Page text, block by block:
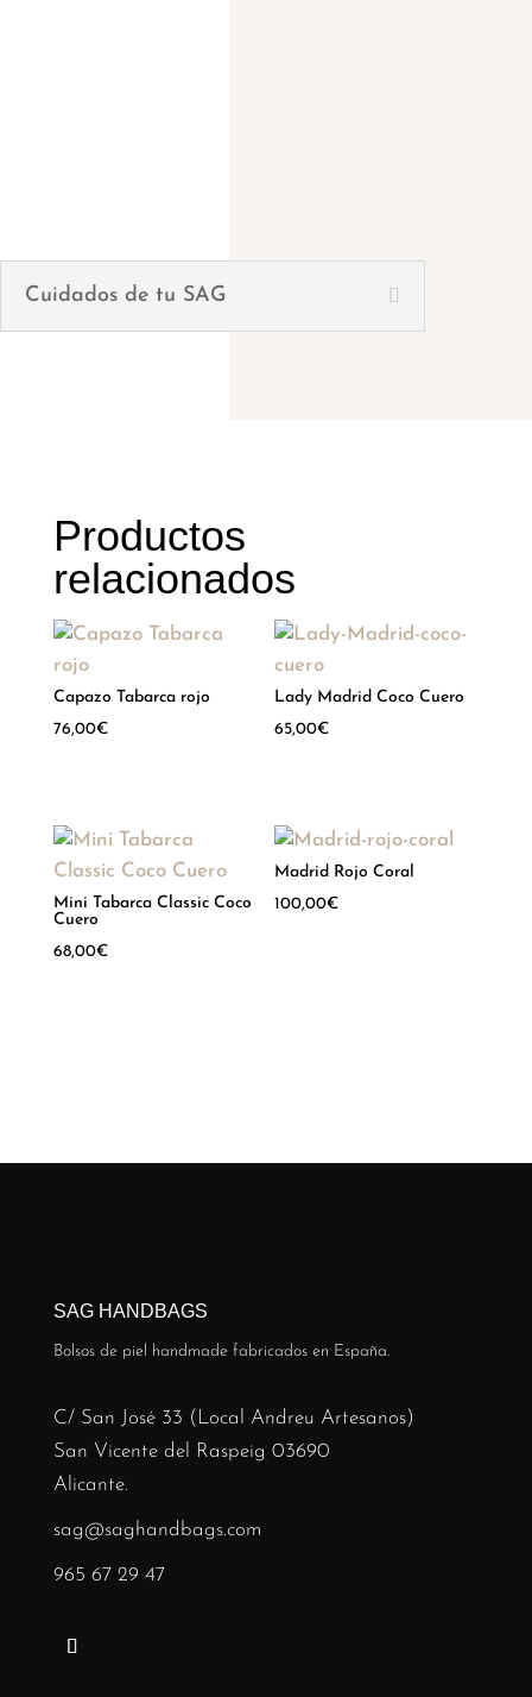
Cuidados de tu SAG
Productos
relacionados
Capazo Tabarca rojo
76,00€
Lady Madrid Coco Cuero
65,00€
Mini Tabarca Classic Coco
Cuero
68,00€
Madrid Rojo Coral
100,00€
SAG HANDBAGS
Bolsos de piel handmade fabricados en España.
C/ San José 33 (Local Andreu Artesanos)
San Vicente del Raspeig 03690
Alicante.
sag@saghandbags.com
965 67 29 47